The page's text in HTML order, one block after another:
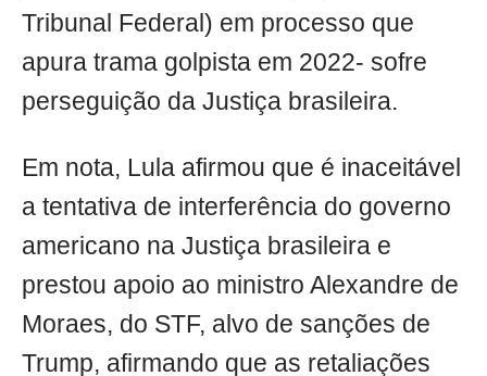
Tribunal Federal) em processo que
apura trama golpista em 2022- sofre
perseguição da Justiça brasileira.
Em nota, Lula afirmou que é inaceitável
a tentativa de interferência do governo
americano na Justiça brasileira e
prestou apoio ao ministro Alexandre de
Moraes, do STF, alvo de sanções de
Trump, afirmando que as retaliações